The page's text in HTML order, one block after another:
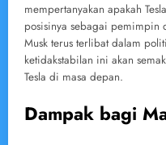
mempertanyakan apakah
posisinya sebagai pemimpin
Musk terus terlibat dalam
ketidakstabilan ini akan
Tesla di masa depan.
Dampak bagi